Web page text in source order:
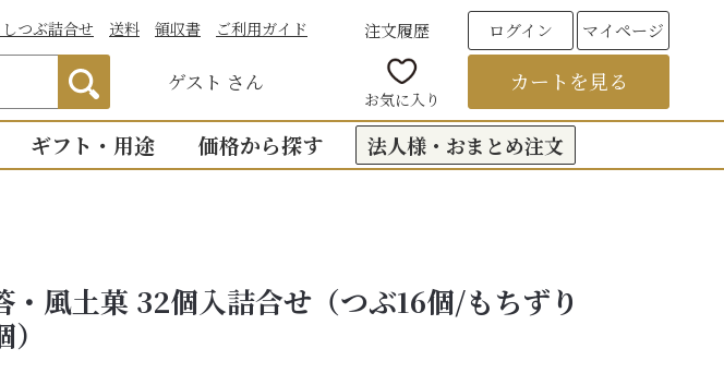
しつぶ詰合せ 送料 領収書 ご利用ガイド
ゲスト さん
注文履歴 ログイン マイページ
お気に入り
カートを見る
こし・つぶ1個ずつ
い説
ギフト・用途
のお祝い
法事・法要のお返し（引き出物）
価格から探す
3,000円台の贈りもの
法人様・おまとめ注文
・風土菓 32個入詰合せ（つぶ16個/もちずり